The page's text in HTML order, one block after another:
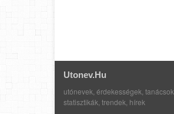
Utonev.hu
utónevek, érdekességek, tanácsok,
statisztikák, trendek, hírek